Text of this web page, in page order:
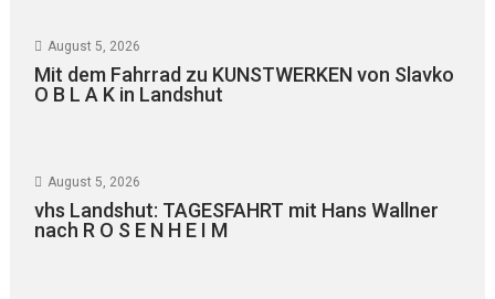
August 5, 2026
Mit dem Fahrrad zu KUNSTWERKEN von Slavko
O B L A K in Landshut
August 5, 2026
vhs Landshut: TAGESFAHRT mit Hans Wallner
nach R O S E N H E I M